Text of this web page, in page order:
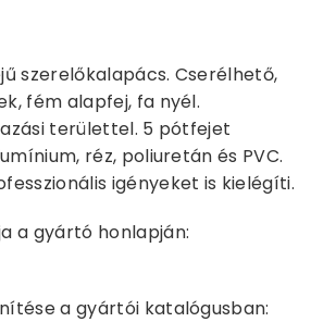
szerelőkalapács. Cserélhető,
fém alapfej, fa nyél.
területtel. 5 pótfejet
réz, poliuretán és PVC.
igényeket is kielégíti.
a gyártó honlapján:
a gyártói katalógusban: